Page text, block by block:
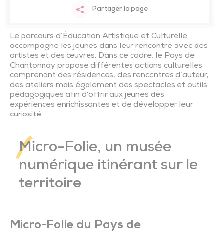
Les actes réglementaires
Marchés publics
Subventions aux associations
Plan Local d’Urbanisme Intercommunal
Consommer local
Environnement
Gestion durable du bocage
Lutte contre les nuisibles
Solidarité – Santé
Actions de prévention
Seniors
Marchés publics CIAS
Actes réglementaires du CIAS
Les ressources seniors du territoire
Conseiller numérique
Emploi
Spectacle « Suzanne »
Éveil artistique et culturel
Enfance – Jeunesse – Familles
Ambitions familles
Mobilités – Transports
Transports adaptés
Transport scolaire
Plan de mobilité et réseau des partenaires
Manoir de la Chevillonnière
Musée Ici le temps s’est arrêté
Musée des outils d’antan
Moulin des Bois
Abbaye de Trizay
Sentiers de découverte du patrimoine
Trésor de l’église de Saint-Vincent-Sterlanges
Centre aquatique l’Odyss
Ciné Lumière
Parcours d’orientation
Oenotourisme
Présentation Office de Tourisme
Partenariats et réseaux
Chèques-cadeaux
Événements
Emploi
Professionnels de santé
Partager la page
Le parcours d’Éducation Artistique et Culturelle
accompagne les jeunes dans leur rencontre avec des
artistes et des œuvres. Dans ce cadre, le Pays de
Chantonnay propose différentes actions culturelles
comprenant des résidences, des rencontres d’auteur,
des ateliers mais également des spectacles et outils
pédagogiques afin d’offrir aux jeunes des
expériences enrichissantes et de développer leur
curiosité.
Micro-Folie, un musée
numérique itinérant sur le
territoire
Micro-Folie du Pays de